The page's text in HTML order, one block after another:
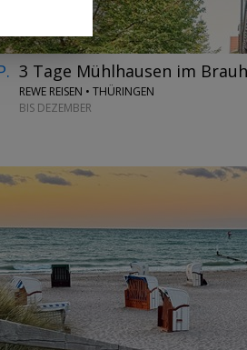
3 Tage Mühlhausen im
REWE REISEN • THÜRINGEN
BIS DEZEMBER
→